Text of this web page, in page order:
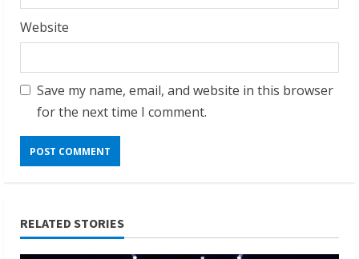
Website
Save my name, email, and website in this browser
for the next time I comment.
RELATED STORIES